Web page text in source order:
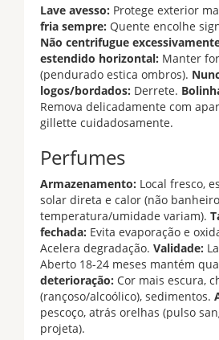
Lave avesso: Protege exterior
fria sempre: Quente encolhe
Não centrifugue
estendido horizontal: Manter
(pendurado estica ombros).
logos/bordados: Derrete.
Remova delicadamente com
gillette cuidadosamente.
Perfumes
Armazenamento: Local fresco,
solar direta e calor (não
temperatura/umidade variam).
fechada: Evita evaporação e
Acelera degradação. Validade:
Aberto 18-24 meses mantém
deterioração: Cor mais escura,
(rançoso/alcoólico), sedimentos.
pescoço, atrás orelhas (pulso
projeta).